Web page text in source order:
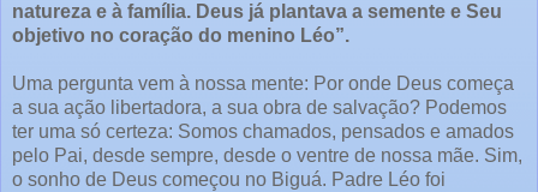
natureza e à família. Deus já plantava a semente e Seu
objetivo no coração do menino Léo”.
Uma pergunta vem à nossa mente: Por onde Deus começa
a sua ação libertadora, a sua obra de salvação? Podemos
ter uma só certeza: Somos chamados, pensados e amados
pelo Pai, desde sempre, desde o ventre de nossa mãe. Sim,
o sonho de Deus começou no Biguá. Padre Léo foi